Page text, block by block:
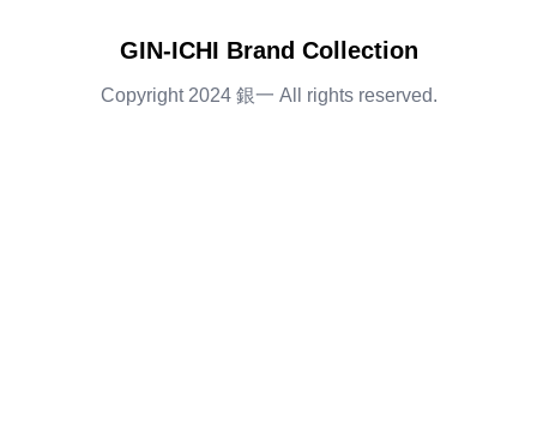
GIN-ICHI Brand Collection
Copyright 2024 銀一 All rights reserved.